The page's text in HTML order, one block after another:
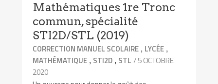
Mathématiques 1re Tronc
commun, spécialité
STI2D/STL (2019)
CORRECTION MANUEL SCOLAIRE , LYCÉE ,
MATHÉMATIQUE , STI2D , STL / 5 OCTOBRE
2020